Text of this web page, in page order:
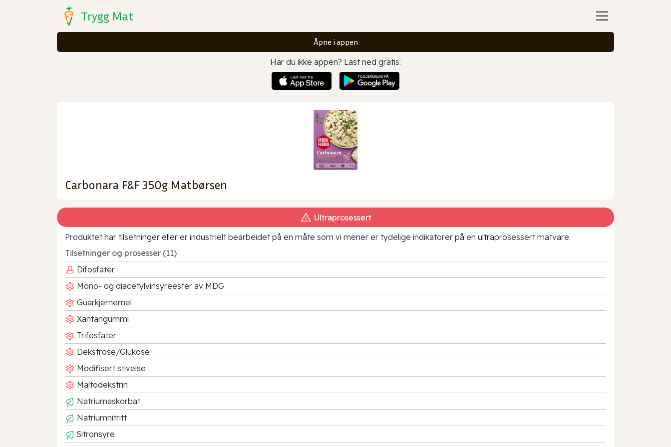
Trygg Mat
Åpne i appen
Har du ikke appen? Last ned gratis:
Carbonara F&F 350g Matbørsen
Ultraprosessert
Produktet har tilsetninger eller er industrielt bearbeidet på en måte som vi mener er tydelige indikatorer på en ultraprosessert matvare.
Tilsetninger og prosesser (11)
Difosfater
Mono- og diacetylvinsyreester av MDG
Guarkjernemel
Xantangummi
Trifosfater
Dekstrose/Glukose
Modifisert stivelse
Maltodekstrin
Natriumaskorbat
Natriumnitritt
Sitronsyre